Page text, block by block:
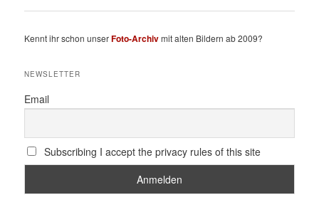
Kennt ihr schon unserFoto-Archivmit alten Bildern ab 2009?
NEWSLETTER
Email
Subscribing I accept the privacy rules of this site